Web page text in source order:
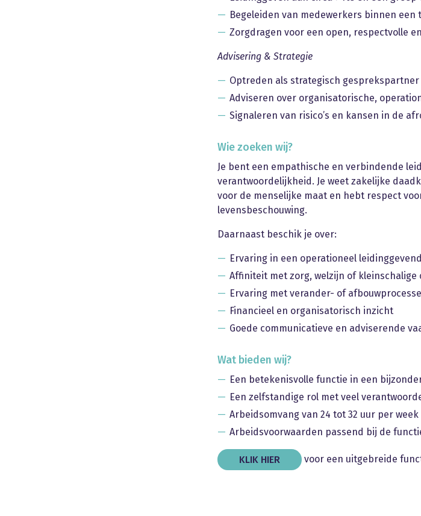
Begeleiden van medewerkers binnen
Zorgdragen voor een open, respectvolle
Advisering & Strategie
Optreden als strategisch
Adviseren over organisatorische,
Signaleren van risico’s en kansen in de
Wie zoeken wij?
Je bent een empathische en verbindende
verantwoordelijkheid. Je weet zakelijke
voor de menselijke maat en hebt respect
levensbeschouwing.
Daarnaast beschik je over:
Ervaring in een operationeel
Affiniteit met zorg, welzijn of kleinschalige
Ervaring met verander- of
Financieel en organisatorisch inzicht
Goede communicatieve en adviserende
Wat bieden wij?
Een betekenisvolle functie in een
Een zelfstandige rol met veel
Arbeidsomvang van 24 tot 32 uur per week
Arbeidsvoorwaarden passend bij de
KLIK HIER voor een uitgebreide